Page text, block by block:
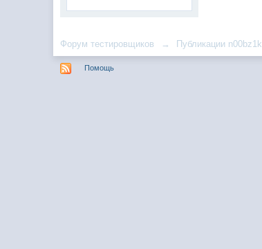
Форум тестировщиков → Публикации n00bz1k
Помощь